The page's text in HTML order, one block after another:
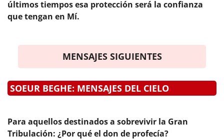
últimos tiempos esa protección será la confianza
que tengan en Mí.
MENSAJES SIGUIENTES
SOEUR BEGHE: MENSAJES DEL CIELO
Para aquellos destinados a sobrevivir la Gran
Tribulación: ¿Por qué el don de profecía?